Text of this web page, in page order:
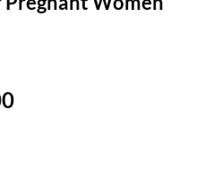
Current